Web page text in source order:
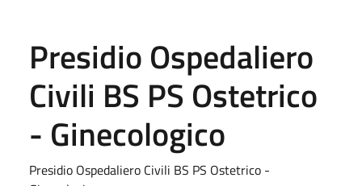
Presidio Ospedaliero
Civili BS PS Ostetrico
- Ginecologico
Presidio Ospedaliero Civili BS PS Ostetrico -